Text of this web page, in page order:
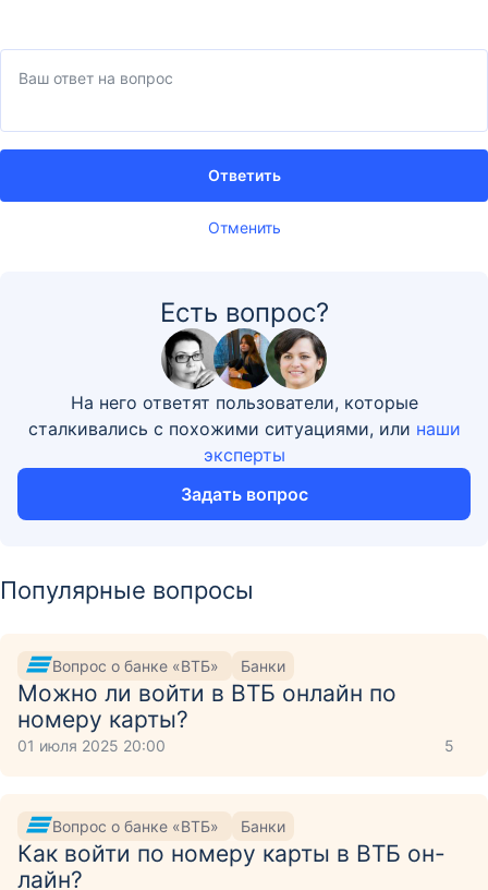
Отменить
Ответить
Есть вопрос?
На него ответят пользователи, которые
сталкивались с похожими ситуациями, или наши
эксперты
Задать вопрос
Популярные вопросы
Вопрос о банке «ВТБ» Банки
Можно ли войти в ВТБ онлайн по
номеру карты?
01 июля 2025 20:00 5
Вопрос о банке «ВТБ» Банки
Как войти по номеру карты в ВТБ он-
лайн?